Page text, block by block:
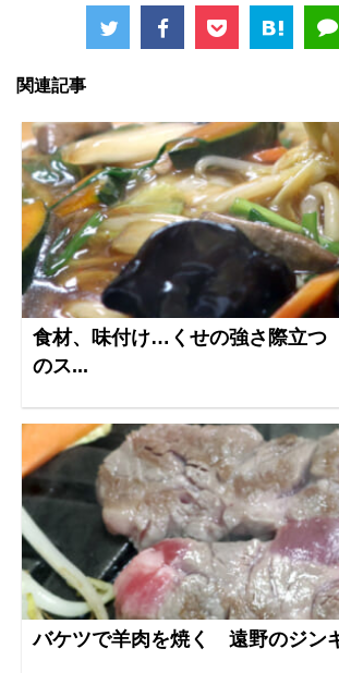
関連記事
食材、味付け…くせの強さ際立
のス...
バケツで羊肉を焼く 遠野のジン